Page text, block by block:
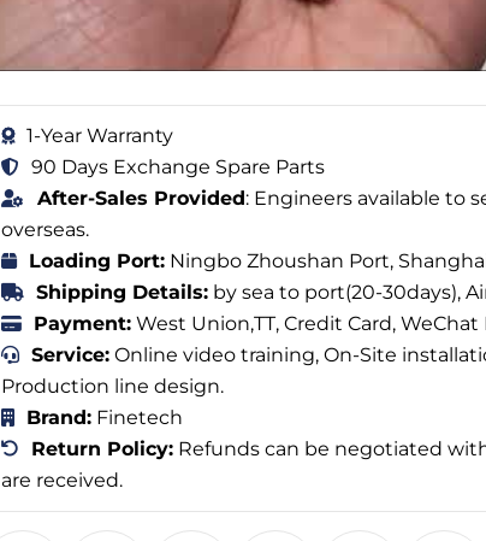
1-Year Warranty
90 Days Exchange Spare Parts
After-Sales Provided: Engineers available to
overseas.
Loading Port: Ningbo Zhoushan Port,
Shipping Details: by sea to port(20-30days),
Payment: West Union,TT, Credit Card, WeChat
Service: Online video training, On-Site
Production line design.
Brand: Finetech
Return Policy: Refunds can be negotiated
are received.